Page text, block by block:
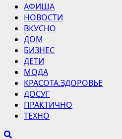
Основное
меню
АФИША
НОВОСТИ
ВКУСНО
ДОМ
БИЗНЕС
ДЕТИ
МОДА
КРАСОТА.ЗДОРОВЬЕ
ДОСУГ
ПРАКТИЧНО
ТЕХНО